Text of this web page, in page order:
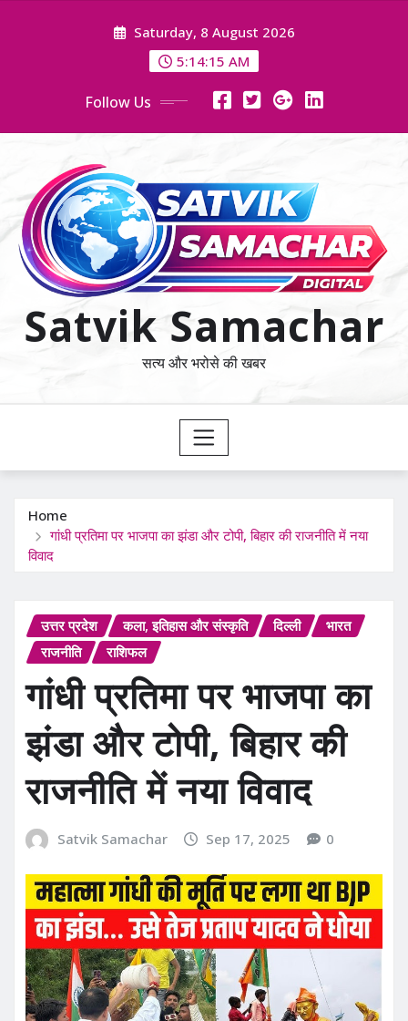
Saturday, 8 August 2026
5:14:16 AM
Follow Us
Satvik Samachar
सत्य और भरोसे की खबर
Home
गांधी प्रतिमा पर भाजपा का झंडा और टोपी, बिहार की राजनीति में नया
विवाद
उत्तर प्रदेश कला, इतिहास और संस्कृति दिल्ली
भारत
राजनीति
राशिफल
गांधी प्रतिमा पर भाजपा का
झंडा और टोपी, बिहार की
राजनीति में नया विवाद
Satvik Samachar Sep 17, 2025 0